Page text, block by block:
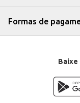
Formas de
Baixe